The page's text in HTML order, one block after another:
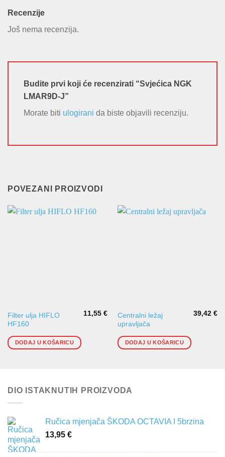
Recenzije
Još nema recenzija.
Budite prvi koji će recenzirati “Svjećica NGK
LMAR9D-J”
Morate biti ulogirani da biste objavili recenziju.
POVEZANI PROIZVODI
Filter ulja HIFLO
HF160
11,55€
DODAJ U KOŠARICU
Centralni ležaj
upravljača
39,42€
DODAJ U KOŠARICU
DIO ISTAKNUTIH PROIZVODA
Ručica mjenjača ŠKODA OCTAVIA I 5brzina
13,95 €